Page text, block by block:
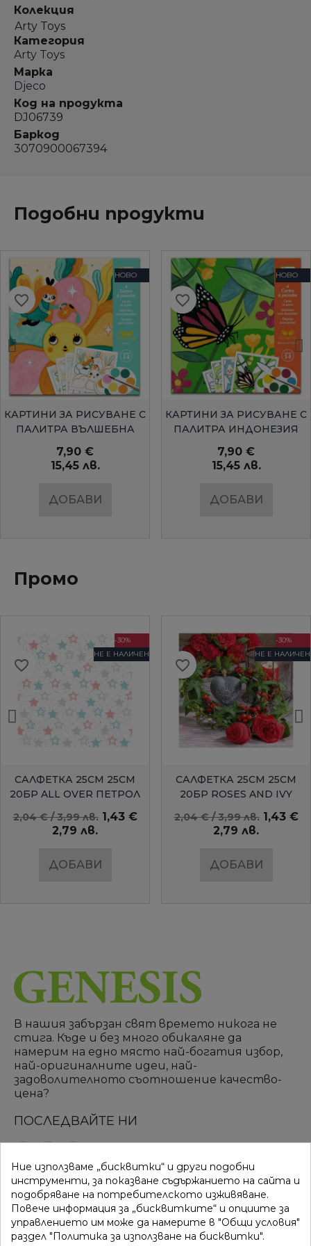
Колекция
Arty Toys
Категория
Arty Toys
Марка
Djeco
Код на продукта
DJ06739
Баркод
3070900067394
Подобни продукти
БЪРЗ ПРЕГЛЕД
НОВО
КАРТИНИ ЗА РИСУВАНЕ С
ПАЛИТРА ВЪЛШЕБНА
7,90 €
15,45 лв.
ДОБАВИ
favorite_border
БЪРЗ ПРЕГЛЕД
НОВО
КАРТИНИ ЗА РИСУВАНЕ С
ПАЛИТРА ИНДОНЕЗИЯ
7,90 €
15,45 лв.
ДОБАВИ
favorite_border
Промо
БЪРЗ ПРЕГЛЕД
-30%
НЕ Е НАЛИЧЕН
САЛФЕТКА 25СМ 25СМ
20БР ALL OVER ПЕТРОЛ
2,04 € / 3,99 лв. 1,43 €
2,79 лв.
ДОБАВИ
favorite_border
БЪРЗ ПРЕГЛЕД
-30%
НЕ Е НАЛИЧЕН
САЛФЕТКА 25СМ 25СМ
20БР ROSES AND IVY
AMBIENTE
2,04 € / 3,99 лв. 1,43 €
2,79 лв.
ДОБАВИ
favorite_border
В нашия забързан свят времето никога не
стига. Къде и без много обикаляне да
намерим на едно място най-богатия избор,
най-оригиналните идеи, най-
задоволителното съотношение качество-
цена?
ПОСЛЕДВАЙТЕ НИ
ВРЪЗКИ
Вход
Моят профил
КАТЕГОРИИ
Разпродажба
Нови продукти
Ние използваме „бисквитки“ и други подобни
инструменти, за показване съдържанието на сайта и
подобряване на потребителското изживяване.
Повече информация за „бисквитките“ и опциите за
управлението им може да намерите в "Общи условия"
раздел "Политика за използване на бисквитки".